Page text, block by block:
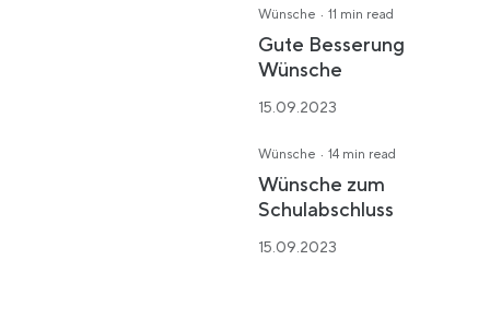
Wünsche · 11 min read
Gute Besserung
Wünsche
15.09.2023
Wünsche · 14 min read
Wünsche zum
Schulabschluss
15.09.2023